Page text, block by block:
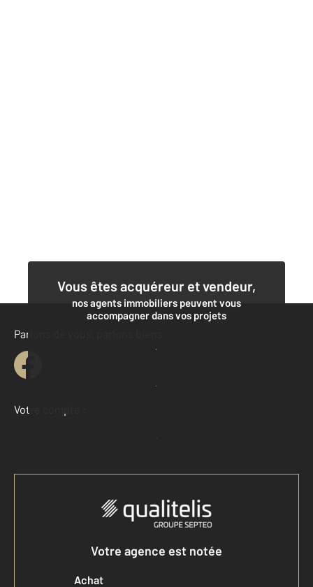
Vous êtes acquéreur et vendeur,
nos agents immobiliers peuvent vous
accompagner dans vos projets
Contacter l'agence
Demander une estimation
Parlons de vous, parlons biens
Votre compte :
Accéder à mon compte
Votre agence est notée
Achat